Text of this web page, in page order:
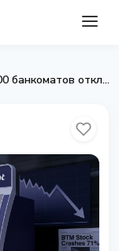
Bitcoin Depot подала на банкротство: 9 000 банкоматов отключены, акции упали на 71%